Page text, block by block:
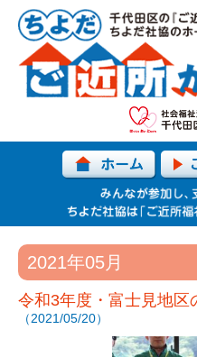
2021年05月
令和3年度・富士見地区
（2021/05/20）